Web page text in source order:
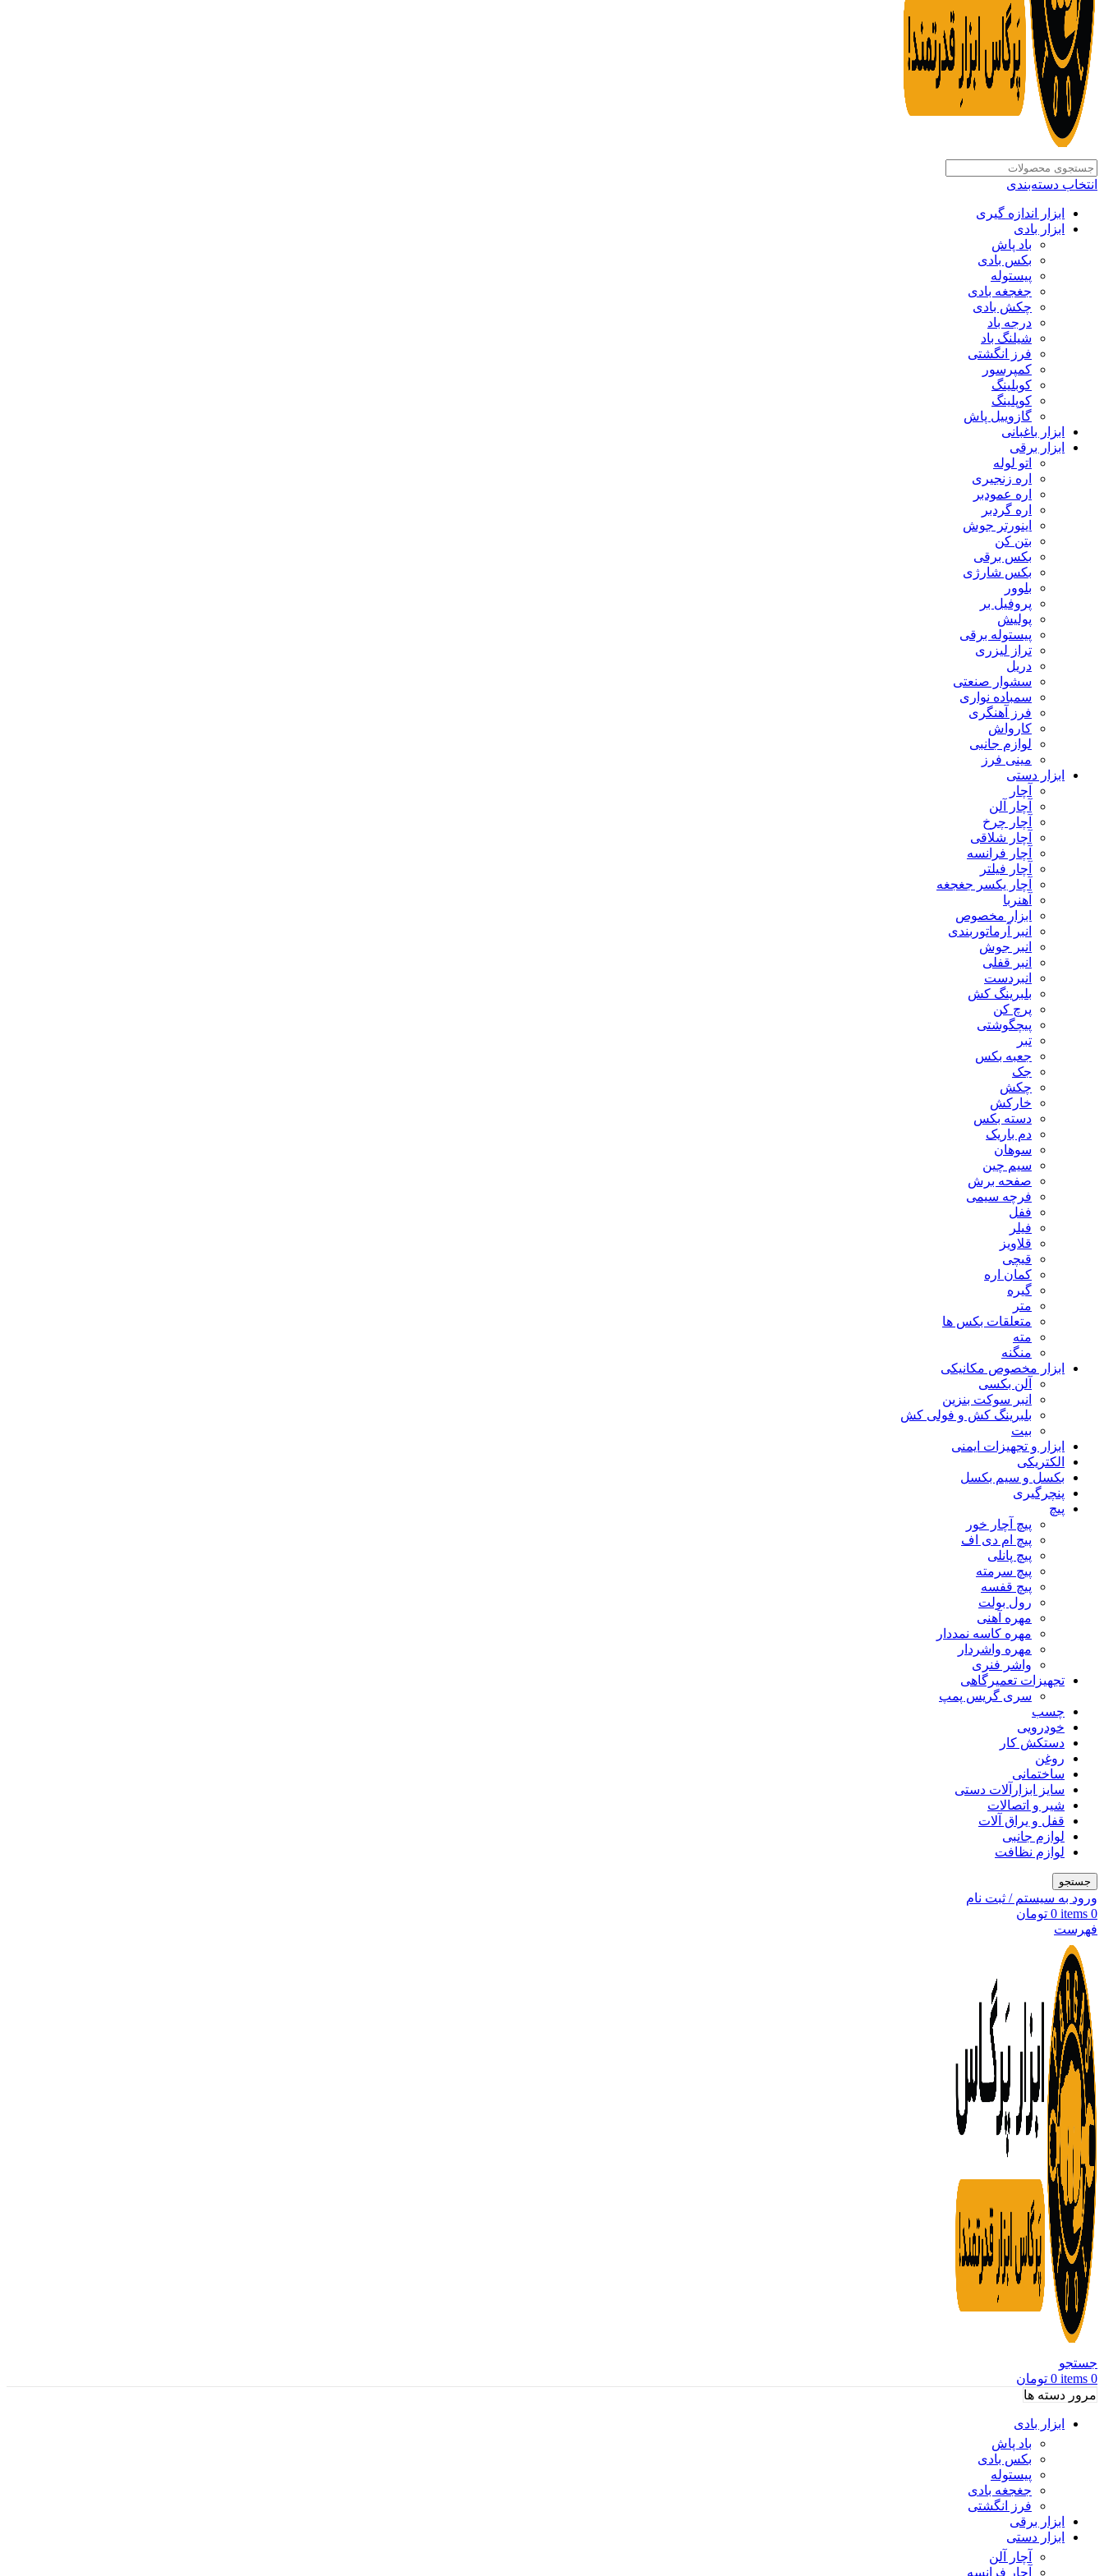
انتخاب دسته‌بندی
ابزار اندازه گیری
ابزار بادی
باد پاش
بکس بادی
پیستوله
جغجغه بادی
چکش بادی
درجه باد
شیلنگ باد
فرز انگشتی
کمپرسور
کوبلینگ
کوپلینگ
گازوییل پاش
ابزار باغبانی
ابزار برقی
اتو لوله
اره زنجیری
اره عمودبر
اره گردبر
اینورتر جوش
بتن کن
بکس برقی
بکس شارژی
بلوور
پروفیل بر
پولیش
پیستوله برقی
تراز لیزری
دریل
سشوار صنعتی
سمباده نواری
فرز آهنگری
کارواش
لوازم جانبی
مینی فرز
ابزار دستی
آچار
آچار آلن
آچار چرخ
آچار شلاقی
آچار فرانسه
آچار فیلتر
آچار یکسر جغجغه
آهنربا
ابزار مخصوص
انبر آرماتوربندی
انبر جوش
انبر قفلی
انبردست
بلبرینگ کش
پرچ کن
پیچگوشتی
تبر
جعبه بکس
جک
چکش
خارکش
دسته بکس
دم باریک
سوهان
سیم چین
صفحه برش
فرچه سیمی
ففل
فیلر
قلاویز
قیچی
کمان اره
گیره
متر
متعلقات بکس ها
مته
منگنه
ابزار مخصوص مکانیکی
آلن بکسی
انبر سوکت بنزین
بلبرینگ کش و فولی کش
بیت
ابزار و تجهیزات ایمنی
الکتریکی
بکسل و سیم بکسل
پنچرگیری
پیچ
پیچ آچار خور
پیچ ام دی اف
پیچ پانلی
پیچ سرمته
پیچ قفسه
رول بولت
مهره آهنی
مهره کاسه نمددار
مهره واشردار
واشر فنری
تجهیزات تعمیرگاهی
سری گریس پمپ
چسب
خودرویی
دستکش کار
روغن
ساختمانی
سایز ابزارآلات دستی
شیر و اتصالات
قفل و یراق آلات
لوازم جانبی
لوازم نظافت
جستجو
ورود به سیستم / ثبت نام
0
items
0 تومان
فهرست
جستجو
0
items
0 تومان
مرور دسته ها
ابزار بادی
باد پاش
بکس بادی
پیستوله
جغجغه بادی
فرز انگشتی
ابزار برقی
ابزار دستی
آچار آلن
آچار فرانسه